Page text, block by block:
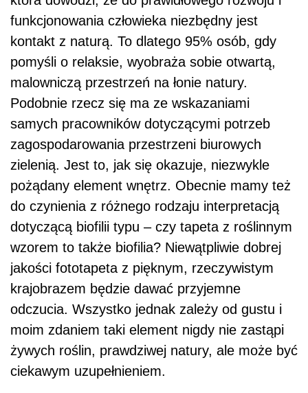
funkcjonowania człowieka niezbędny jest
kontakt z naturą. To dlatego 95% osób, gdy
pomyśli o relaksie, wyobraża sobie otwartą,
malowniczą przestrzeń na łonie natury.
Podobnie rzecz się ma ze wskazaniami
samych pracowników dotyczącymi potrzeb
zagospodarowania przestrzeni biurowych
zielenią. Jest to, jak się okazuje, niezwykle
pożądany element wnętrz. Obecnie mamy też
do czynienia z różnego rodzaju interpretacją
dotyczącą biofilii typu – czy tapeta z roślinnym
wzorem to także biofilia? Niewątpliwie dobrej
jakości fototapeta z pięknym, rzeczywistym
krajobrazem będzie dawać przyjemne
odczucia. Wszystko jednak zależy od gustu i
moim zdaniem taki element nigdy nie zastąpi
żywych roślin, prawdziwej natury, ale może być
ciekawym uzupełnieniem.